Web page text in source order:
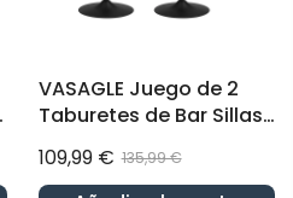
VASAGLE Juego de 2
Taburetes de Bar Sillas
Regulables en Altura
109,99 € 135,99 €